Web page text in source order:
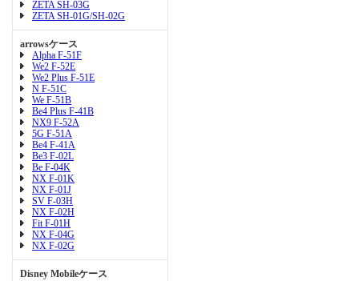
ZETA SH-03G
ZETA SH-01G/SH-02G
arrowsケース
Alpha F-51F
We2 F-52E
We2 Plus F-51E
N F-51C
We F-51B
Be4 Plus F-41B
NX9 F-52A
5G F-51A
Be4 F-41A
Be3 F-02L
Be F-04K
NX F-01K
NX F-01J
SV F-03H
NX F-02H
Fit F-01H
NX F-04G
NX F-02G
Disney Mobileケース